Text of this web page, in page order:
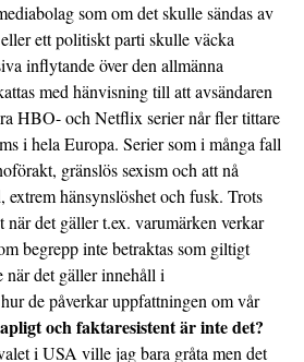
som om det skulle sändas av
ett politiskt parti skulle väcka
inflytande över den allmänna
med hänvisning till att avsändaren
HBO- och Netflix serier når fler tittare
i hela Europa. Serier som i många fall
gränslös sexism och att nå
extrem hänsynslöshet och fusk. Trots
när det gäller t.ex. varumärken verkar
begrepp inte betraktas som giltigt
när det gäller innehåll i
de påverkar uppfattningen om vår
och faktaresistent är inte det?
i USA ville jag bara gråta men det